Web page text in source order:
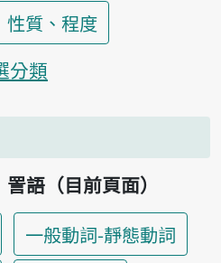
性質、程度
分類
詈語（目前頁面）
一般動詞-靜態動詞